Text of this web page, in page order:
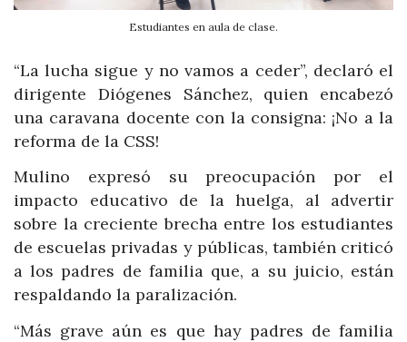
Estudiantes en aula de clase.
“La lucha sigue y no vamos a ceder”, declaró el
dirigente Diógenes Sánchez, quien encabezó
una caravana docente con la consigna: ¡No a la
reforma de la CSS!
Mulino expresó su preocupación por el
impacto educativo de la huelga, al advertir
sobre la creciente brecha entre los estudiantes
de escuelas privadas y públicas, también criticó
a los padres de familia que, a su juicio, están
respaldando la paralización.
“Más grave aún es que hay padres de familia